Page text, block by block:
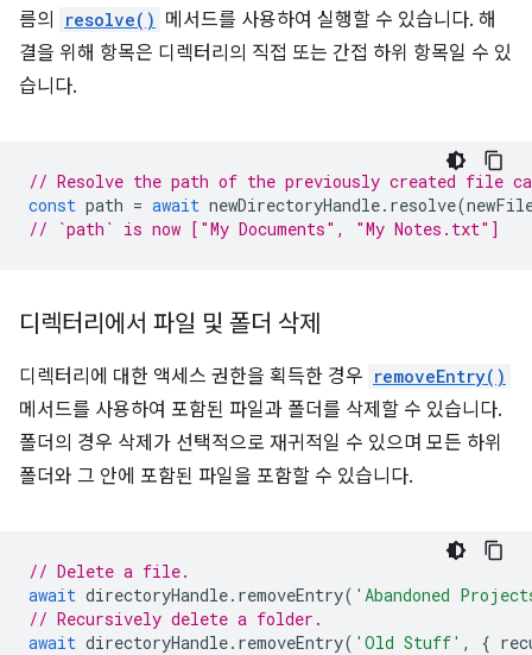
름의
resolve() 메서드를 사용하여 실행할 수 있습니다. 해
결을 위해 항목은 디렉터리의 직접 또는 간접 하위 항목일 수 있
습니다.
// Resolve the path of the previously created file
const path = await newDirectoryHandle. resolve(
// `path` is now ["My Documents", "My Notes.txt"]
디렉터리에서 파일 및 폴더 삭제
디렉터리에 대한 액세스 권한을 획득한 경우 removeEntry()
메서드를 사용하여 포함된 파일과 폴더를 삭제할 수 있습니다.
폴더의 경우 삭제가 선택적으로 재귀적일 수 있으며 모든 하위
폴더와 그 안에 포함된 파일을 포함할 수 있습니다.
// Delete a file.
await directoryHandle. removeEntry( 'Abandoned
// Recursively delete a folder.
await directoryHandle. removeEntry( 'Old Stuff' , {